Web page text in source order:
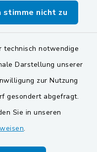
stimme nicht zu
technisch notwendige
Darstellung unserer
zur Nutzung
gesondert abgefragt.
Sie in unseren
.